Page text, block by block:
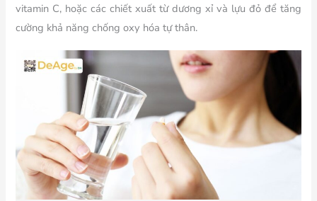
vitamin C, hoặc các chiết xuất từ dương xỉ và lựu đỏ để tăng
cường khả năng chống oxy hóa tự thân.